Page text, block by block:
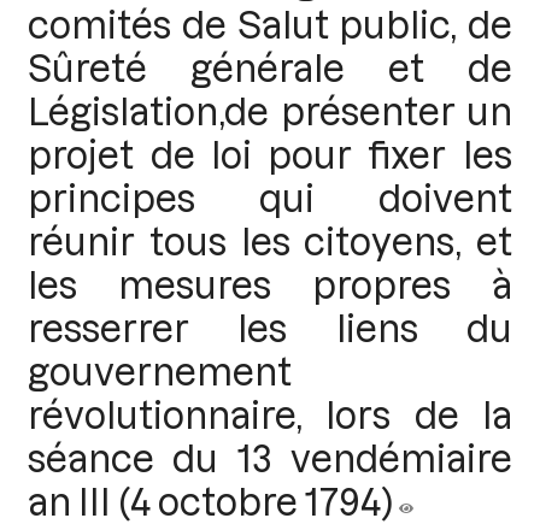
comités de Salut public, de
Sûreté générale et de
Législation,de présenter un
projet de loi pour fixer les
principes qui doivent
réunir tous les citoyens, et
les mesures propres à
resserrer les liens du
gouvernement
révolutionnaire, lors de la
séance du 13 vendémiaire
an III (4 octobre 1794)